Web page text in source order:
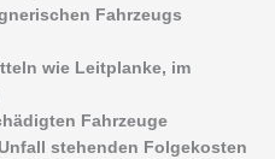
Fahrzeugs
wie Leitplanke, im
Fahrzeuge
stehenden Folgekosten